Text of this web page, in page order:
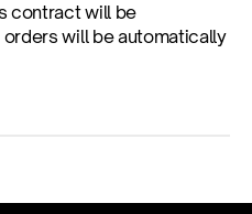
contract will be
orders will be automatically